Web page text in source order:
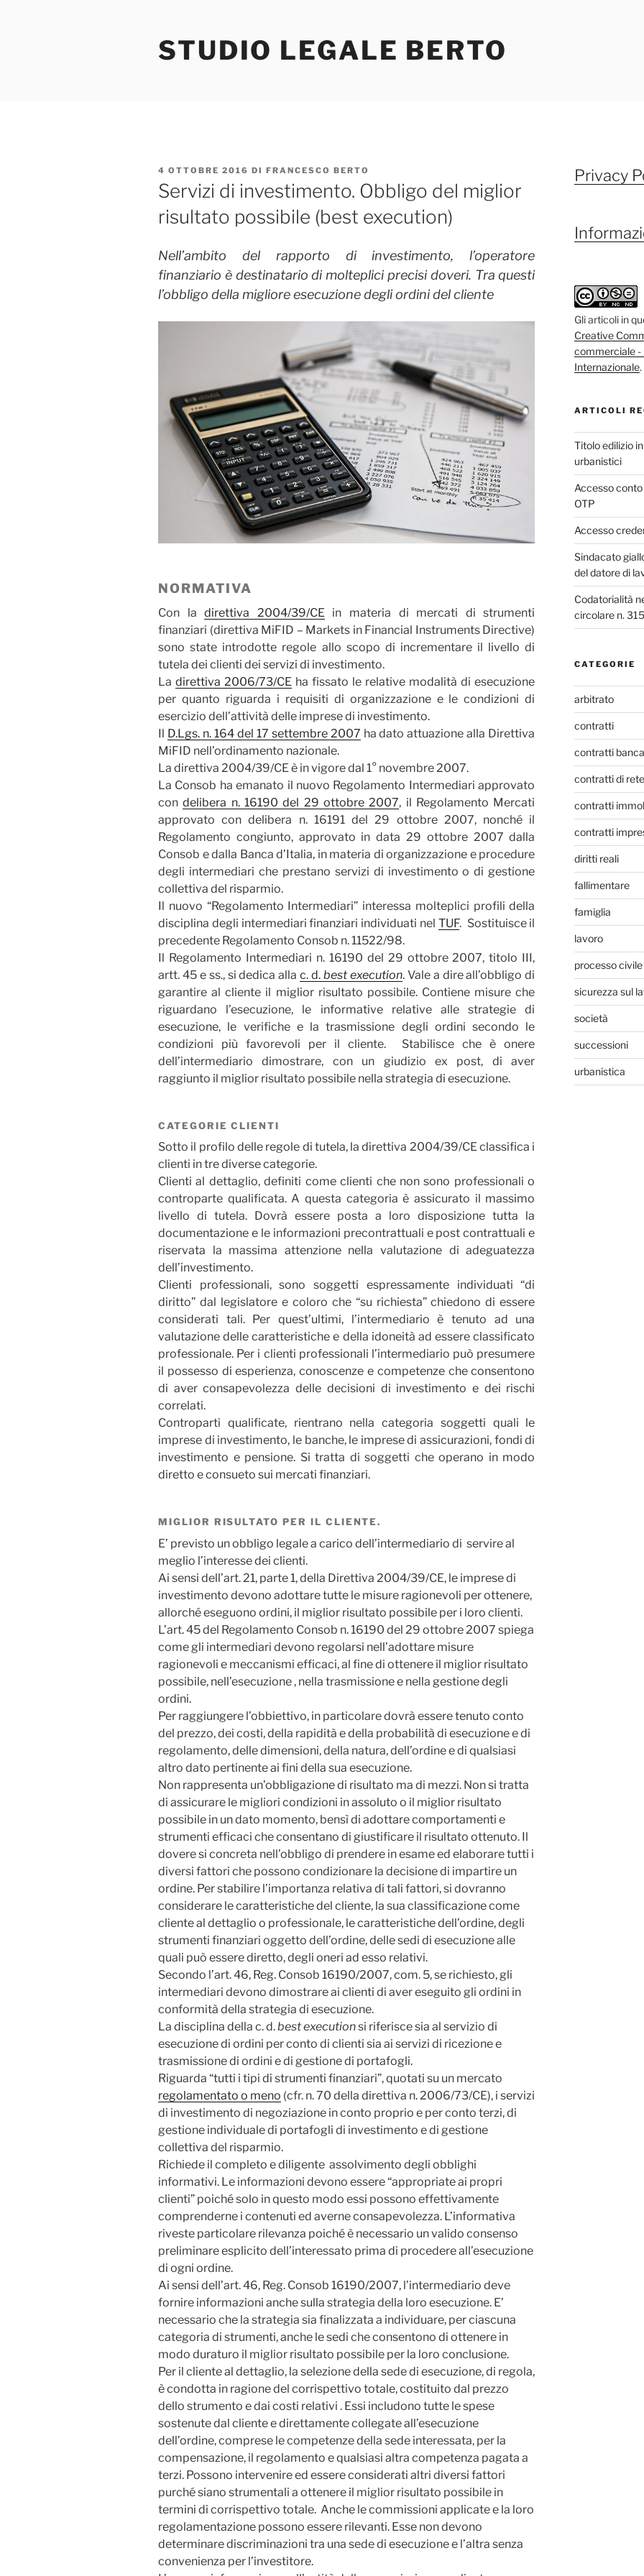
STUDIO LEGALE BERTO
PUBBLICATO
IL
4 OTTOBRE 2016 DI FRANCESCO BERTO
Servizi di investimento. Obbligo del miglior
risultato possibile (best execution)
Nell’ambito del rapporto di investimento, l’operatore
finanziario è destinatario di molteplici precisi doveri. Tra questi
l’obbligo della migliore esecuzione degli ordini del cliente
NORMATIVA
Con ladirettiva 2004/39/CEin materia di mercati di strumenti
finanziari (direttiva MiFID – Markets in Financial Instruments Directive)
sono state introdotte regole allo scopo di incrementare il livello di
tutela dei clienti dei servizi di investimento.
Ladirettiva 2006/73/CE ha fissato le relative modalità di esecuzione
per quanto riguarda i requisiti di organizzazione e le condizioni di
esercizio dell’attività delle imprese di investimento.
Il D.Lgs. n. 164 del 17 settembre 2007 ha dato attuazione alla Direttiva
MiFID nell’ordinamento nazionale.
La direttiva 2004/39/CE è in vigore dal 1° novembre 2007.
La Consob ha emanato il nuovo Regolamento Intermediari approvato
condelibera n. 16190 del 29 ottobre 2007, il Regolamento Mercati
approvato con delibera n. 16191 del 29 ottobre 2007, nonché il
Regolamento congiunto, approvato in data 29 ottobre 2007 dalla
Consob e dalla Banca d’Italia, in materia di organizzazione e procedure
degli intermediari che prestano servizi di investimento o di gestione
collettiva del risparmio.
Il nuovo “Regolamento Intermediari” interessa molteplici profili della
disciplina degli intermediari finanziari individuati nel TUF. Sostituisce il
precedente Regolamento Consob n. 11522/98.
Il Regolamento Intermediari n. 16190 del 29 ottobre 2007, titolo III,
artt. 45 e ss., si dedica allac. d. best execution. Vale a dire all’obbligo di
garantire al cliente il miglior risultato possibile. Contiene misure che
riguardano l’esecuzione, le informative relative alle strategie di
esecuzione, le verifiche e la trasmissione degli ordini secondo le
condizioni più favorevoli per il cliente. Stabilisce che è onere
dell’intermediario dimostrare, con un giudizio ex post, di aver
raggiunto il miglior risultato possibile nella strategia di esecuzione.
CATEGORIE CLIENTI
Sotto il profilo delle regole di tutela, la direttiva 2004/39/CE classifica i
clienti in tre diverse categorie.
Clienti al dettaglio, definiti come clienti che non sono professionali o
controparte qualificata. A questa categoria è assicurato il massimo
livello di tutela. Dovrà essere posta a loro disposizione tutta la
documentazione e le informazioni precontrattuali e post contrattuali e
riservata la massima attenzione nella valutazione di adeguatezza
dell’investimento.
Clienti professionali, sono soggetti espressamente individuati “di
diritto” dal legislatore e coloro che “su richiesta” chiedono di essere
considerati tali. Per quest’ultimi, l’intermediario è tenuto ad una
valutazione delle caratteristiche e della idoneità ad essere classificato
professionale. Per i clienti professionali l’intermediario può presumere
il possesso di esperienza, conoscenze e competenze che consentono
di aver consapevolezza delle decisioni di investimento e dei rischi
correlati.
Controparti qualificate, rientrano nella categoria soggetti quali le
imprese di investimento, le banche, le imprese di assicurazioni, fondi di
investimento e pensione. Si tratta di soggetti che operano in modo
diretto e consueto sui mercati finanziari.
MIGLIOR RISULTATO PER IL CLIENTE.
E’ previsto un obbligo legale a carico dell’intermediario di servire al
meglio l’interesse dei clienti.
Ai sensi dell’art. 21, parte 1, della Direttiva 2004/39/CE, le imprese di
investimento devono adottare tutte le misure ragionevoli per ottenere,
allorché eseguono ordini, il miglior risultato possibile per i loro clienti.
L’art. 45 del Regolamento Consob n. 16190 del 29 ottobre 2007 spiega
come gli intermediari devono regolarsi nell’adottare misure
ragionevoli e meccanismi efficaci, al fine di ottenere il miglior risultato
possibile, nell’esecuzione , nella trasmissione e nella gestione degli
ordini.
Per raggiungere l’obbiettivo, in particolare dovrà essere tenuto conto
del prezzo, dei costi, della rapidità e della probabilità di esecuzione e di
regolamento, delle dimensioni, della natura, dell’ordine e di qualsiasi
altro dato pertinente ai fini della sua esecuzione.
Non rappresenta un’obbligazione di risultato ma di mezzi. Non si tratta
di assicurare le migliori condizioni in assoluto o il miglior risultato
possibile in un dato momento, bensì di adottare comportamenti e
strumenti efficaci che consentano di giustificare il risultato ottenuto. Il
dovere si concreta nell’obbligo di prendere in esame ed elaborare tutti i
diversi fattori che possono condizionare la decisione di impartire un
ordine. Per stabilire l’importanza relativa di tali fattori, si dovranno
considerare le caratteristiche del cliente, la sua classificazione come
cliente al dettaglio o professionale, le caratteristiche dell’ordine, degli
strumenti finanziari oggetto dell’ordine, delle sedi di esecuzione alle
quali può essere diretto, degli oneri ad esso relativi.
Secondo l’art. 46, Reg. Consob 16190/2007, com. 5, se richiesto, gli
intermediari devono dimostrare ai clienti di aver eseguito gli ordini in
conformità della strategia di esecuzione.
La disciplina della c. d.best executionsi riferisce sia al servizio di
esecuzione di ordini per conto di clienti sia ai servizi di ricezione e
trasmissione di ordini e di gestione di portafogli.
Riguarda “tutti i tipi di strumenti finanziari”, quotati su un mercato
regolamentato o meno (cfr. n. 70 della direttiva n. 2006/73/CE), i servizi
di investimento di negoziazione in conto proprio e per conto terzi, di
gestione individuale di portafogli di investimento e di gestione
collettiva del risparmio.
Richiede il completo e diligente assolvimento degli obblighi
informativi. Le informazioni devono essere “appropriate ai propri
clienti” poiché solo in questo modo essi possono effettivamente
comprenderne i contenuti ed averne consapevolezza. L’informativa
riveste particolare rilevanza poiché è necessario un valido consenso
preliminare esplicito dell’interessato prima di procedere all’esecuzione
di ogni ordine.
Ai sensi dell’art. 46, Reg. Consob 16190/2007, l’intermediario deve
fornire informazioni anche sulla strategia della loro esecuzione. E’
necessario che la strategia sia finalizzata a individuare, per ciascuna
categoria di strumenti, anche le sedi che consentono di ottenere in
modo duraturo il miglior risultato possibile per la loro conclusione.
Per il cliente al dettaglio, la selezione della sede di esecuzione, di regola,
è condotta in ragione del corrispettivo totale, costituito dal prezzo
dello strumento e dai costi relativi . Essi includono tutte le spese
sostenute dal cliente e direttamente collegate all’esecuzione
dell’ordine, comprese le competenze della sede interessata, per la
compensazione, il regolamento e qualsiasi altra competenza pagata a
terzi. Possono intervenire ed essere considerati altri diversi fattori
purché siano strumentali a ottenere il miglior risultato possibile in
termini di corrispettivo totale. Anche le commissioni applicate e la loro
regolamentazione possono essere rilevanti. Esse non devono
determinare discriminazioni tra una sede di esecuzione e l’altra senza
convenienza per l’investitore.
Privacy
Gli articoli in
Creative
commerciale -
Internazionale.
ARTICOLI
Titolo edilizio
urbanistici
Accesso
OTP
Accesso
Sindacato
del datore di
Codatorialità
circolare n.
CATEGORIE
arbitrato
contratti
contratti
contratti di rete
contratti
contratti
diritti reali
fallimentare
famiglia
lavoro
processo civile
sicurezza sul
società
successioni
urbanistica